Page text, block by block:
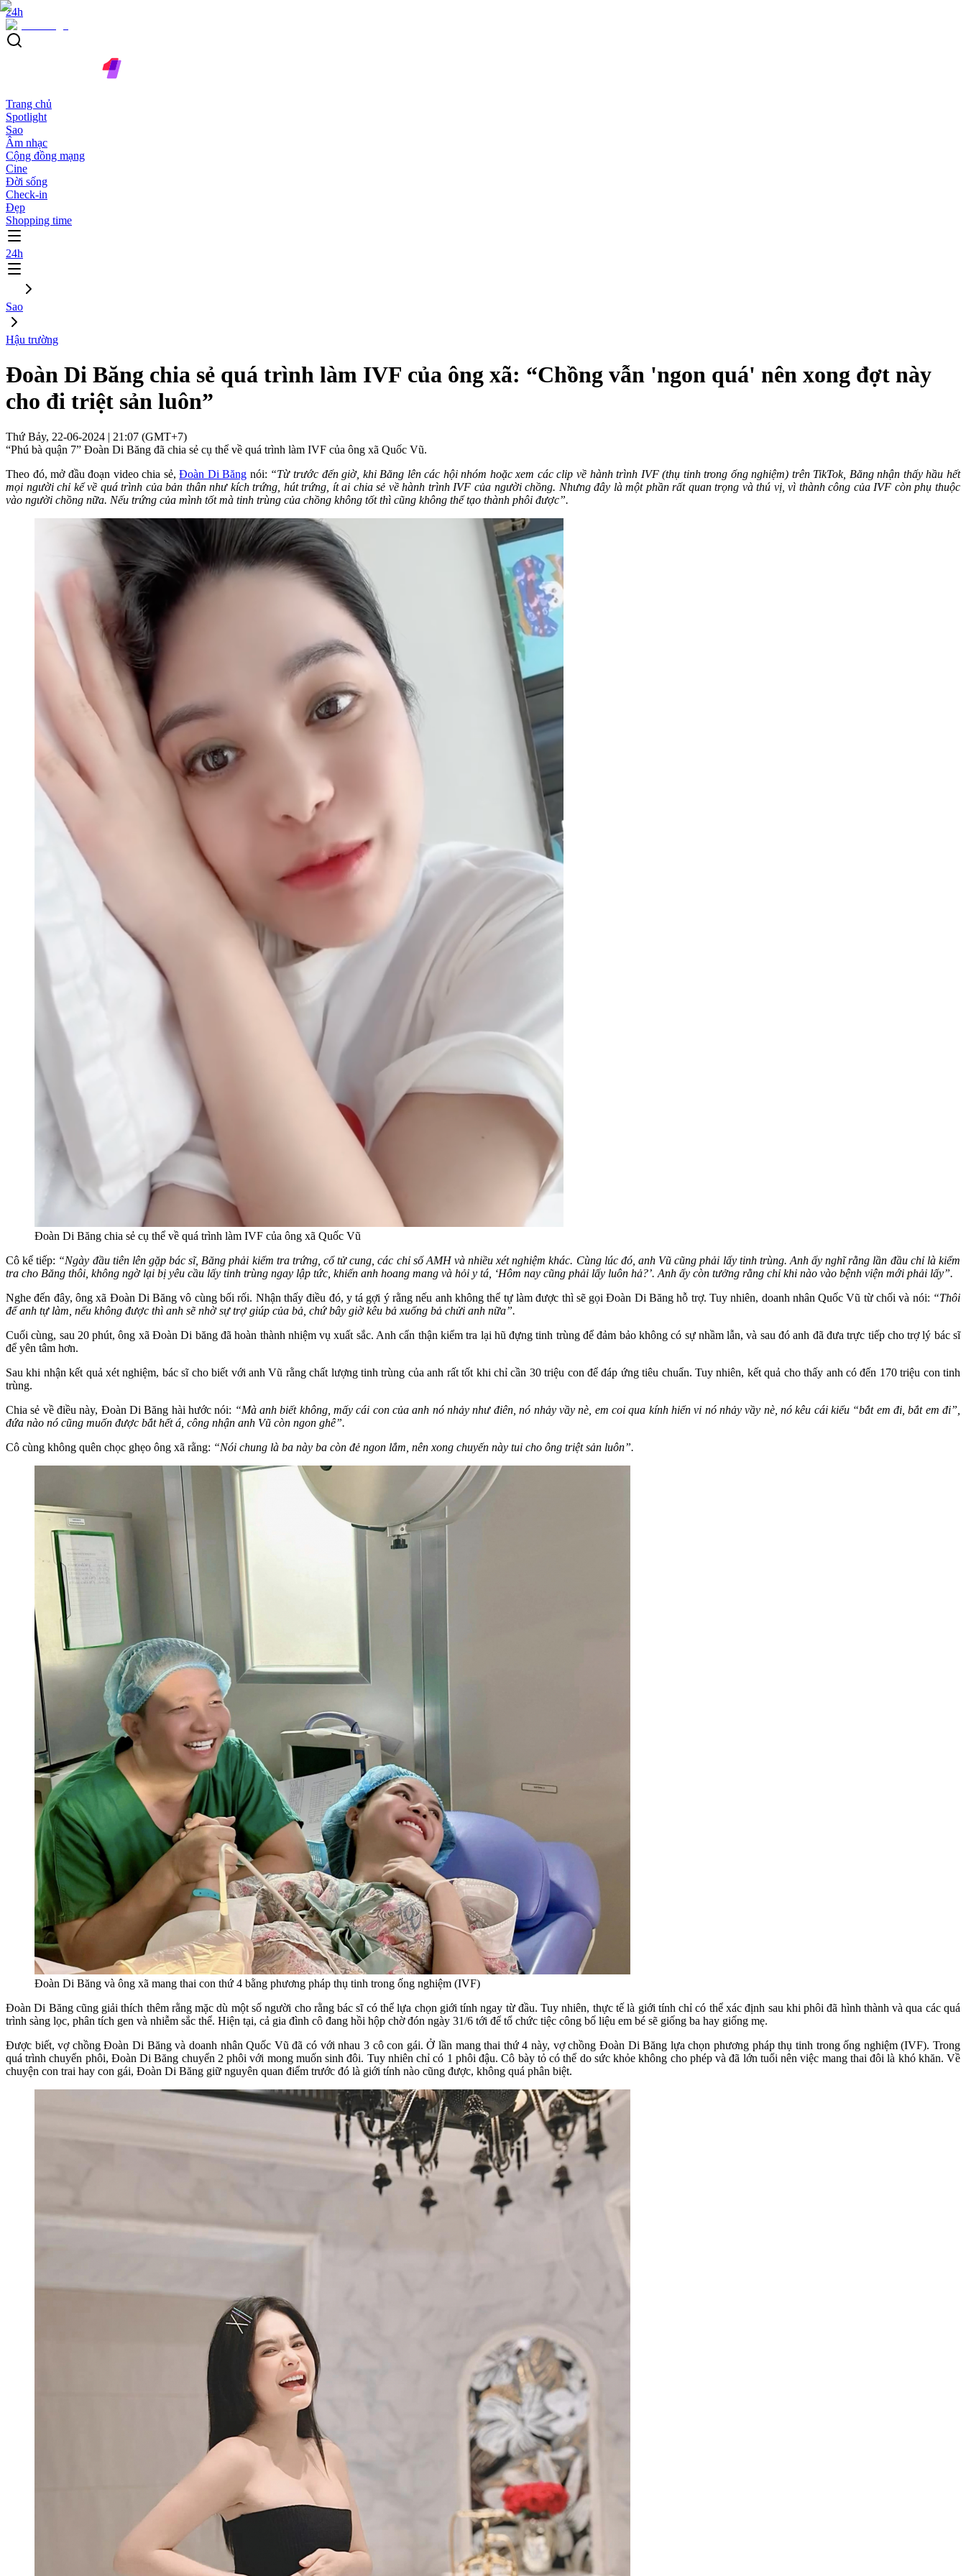
24h
Trang chủ
Spotlight
Sao
Âm nhạc
Cộng đồng mạng
Cine
Đời sống
Check-in
Đẹp
Shopping time
24h
Sao
Hậu trường
Đoàn Di Băng chia sẻ quá trình làm IVF của ông xã: “Chồng vẫn 'ngon quá' nên xong đợt này
cho đi triệt sản luôn”
Thứ Bảy, 22-06-2024 | 21:07 (GMT+7)
“Phú bà quận 7” Đoàn Di Băng đã chia sẻ cụ thể về quá trình làm IVF của ông xã Quốc Vũ.
Theo đó, mở đầu đoạn video chia sẻ,Đoàn Di Băng nói: “Từ trước đến giờ, khi Băng lên các hội nhóm hoặc xem các clip về hành trình IVF (thụ tinh trong ống nghiệm) trên TikTok, Băng nhận thấy hầu hết
mọi người chỉ kể về quá trình của bản thân như kích trứng, hút trứng, ít ai chia sẻ về hành trình IVF của người chồng. Nhưng đây là một phần rất quan trọng và thú vị, vì thành công của IVF còn phụ thuộc
vào người chồng nữa. Nếu trứng của mình tốt mà tinh trùng của chồng không tốt thì cũng không thể tạo thành phôi được”.
Đoàn Di Băng chia sẻ cụ thể về quá trình làm IVF của ông xã Quốc Vũ
Cô kể tiếp: “Ngày đầu tiên lên gặp bác sĩ, Băng phải kiểm tra trứng, cổ tử cung, các chỉ số AMH và nhiều xét nghiệm khác. Cùng lúc đó, anh Vũ cũng phải lấy tinh trùng. Anh ấy nghĩ rằng lần đầu chỉ là kiểm
tra cho Băng thôi, không ngờ lại bị yêu cầu lấy tinh trùng ngay lập tức, khiến anh hoang mang và hỏi y tá, ‘Hôm nay cũng phải lấy luôn hả?’. Anh ấy còn tưởng rằng chỉ khi nào vào bệnh viện mới phải lấy”.
Nghe đến đây, ông xã Đoàn Di Băng vô cùng bối rối. Nhận thấy điều đó, y tá gợi ý rằng nếu anh không thể tự làm được thì sẽ gọi Đoàn Di Băng hỗ trợ. Tuy nhiên, doanh nhân Quốc Vũ từ chối và nói: “Thôi
để anh tự làm, nếu không được thì anh sẽ nhờ sự trợ giúp của bả, chứ bây giờ kêu bả xuống bả chửi anh nữa”.
Cuối cùng, sau 20 phút, ông xã Đoàn Di băng đã hoàn thành nhiệm vụ xuất sắc. Anh cẩn thận kiểm tra lại hũ đựng tinh trùng để đảm bảo không có sự nhầm lẫn, và sau đó anh đã đưa trực tiếp cho trợ lý bác sĩ
để yên tâm hơn.
Sau khi nhận kết quả xét nghiệm, bác sĩ cho biết với anh Vũ rằng chất lượng tinh trùng của anh rất tốt khi chỉ cần 30 triệu con để đáp ứng tiêu chuẩn. Tuy nhiên, kết quả cho thấy anh có đến 170 triệu con tinh
trùng.
Chia sẻ về điều này, Đoàn Di Băng hài hước nói: “Mà anh biết không, mấy cái con của anh nó nhảy như điên, nó nhảy vầy nè, em coi qua kính hiển vi nó nhảy vầy nè, nó kêu cái kiểu “bắt em đi, bắt em đi”,
đứa nào nó cũng muốn được bắt hết á, công nhận anh Vũ còn ngon ghê”.
Cô cùng không quên chọc ghẹo ông xã rằng: “Nói chung là ba này ba còn đẻ ngon lắm, nên xong chuyến này tui cho ông triệt sản luôn”.
Đoàn Di Băng và ông xã mang thai con thứ 4 bằng phương pháp thụ tinh trong ống nghiệm (IVF)
Đoàn Di Băng cũng giải thích thêm rằng mặc dù một số người cho rằng bác sĩ có thể lựa chọn giới tính ngay từ đầu. Tuy nhiên, thực tế là giới tính chỉ có thể xác định sau khi phôi đã hình thành và qua các quá
trình sàng lọc, phân tích gen và nhiễm sắc thể. Hiện tại, cả gia đình cô đang hồi hộp chờ đón ngày 31/6 tới để tổ chức tiệc công bố liệu em bé sẽ giống ba hay giống mẹ.
Được biết, vợ chồng Đoàn Di Băng và doanh nhân Quốc Vũ đã có với nhau 3 cô con gái. Ở lần mang thai thứ 4 này, vợ chồng Đoàn Di Băng lựa chọn phương pháp thụ tinh trong ống nghiệm (IVF). Trong
quá trình chuyển phôi, Đoàn Di Băng chuyển 2 phôi với mong muốn sinh đôi. Tuy nhiên chỉ có 1 phôi đậu. Cô bày tỏ có thể do sức khỏe không cho phép và đã lớn tuổi nên việc mang thai đôi là khó khăn. Về
chuyện con trai hay con gái, Đoàn Di Băng giữ nguyên quan điểm trước đó là giới tính nào cũng được, không quá phân biệt.